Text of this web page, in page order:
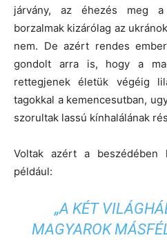
járvány, az éhezés meg a
borzalmak kizárólag az
nem. De azért rendes
gondolt arra is, hogy a
rettegjenek életük végéig
tagokkal a kemencesutban,
szorultak lassú kínhalálának
Voltak azért a beszédében
például:
„A KÉT
MAGYAROK